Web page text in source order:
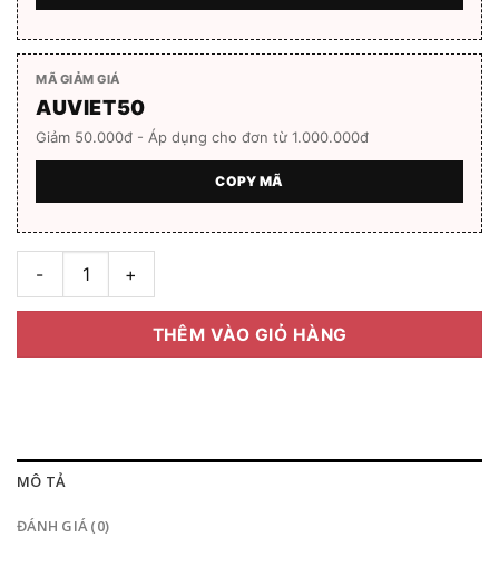
MÃ GIẢM GIÁ
AUVIET50
Giảm 50.000đ - Áp dụng cho đơn từ 1.000.000đ
COPY MÃ
Gọng kính ICE BREEZE ICE3632KL_101A số lượng
THÊM VÀO GIỎ HÀNG
MÔ TẢ
ĐÁNH GIÁ (0)